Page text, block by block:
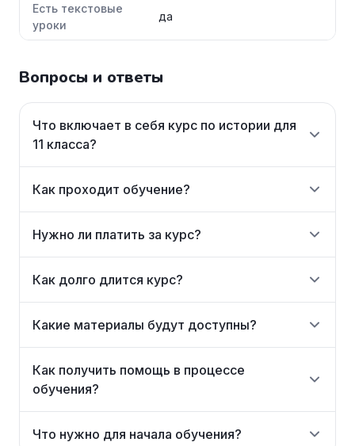
Есть текстовые
уроки
да
Вопросы и ответы
Что включает в себя курс по истории для
11 класса?
Как проходит обучение?
Нужно ли платить за курс?
Как долго длится курс?
Какие материалы будут доступны?
Как получить помощь в процессе
обучения?
Что нужно для начала обучения?